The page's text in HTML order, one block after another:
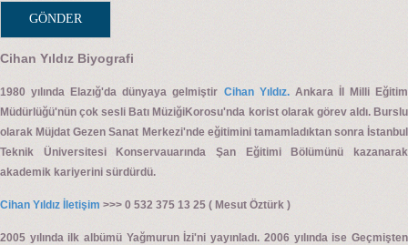
Cihan Yıldız Biyografi
1980 yılında Elazığ'da dünyaya gelmiştir Cihan Yıldız.Ankara İl Milli Eğitim
Müdürlüğü'nün çok sesli Batı MüziğiKorosu'nda korist olarak görev aldı. Burslu
olarak Müjdat Gezen Sanat Merkezi'nde eğitimini tamamladıktan sonra İstanbul
Teknik Üniversitesi Konservauarında Şan Eğitimi Bölümünü kazanarak
akademik kariyerini sürdürdü.
Cihan Yıldız İletişim >>> 0 532 375 13 25 ( Mesut Öztürk )
2005 yılında ilk albümü Yağmurun İzi'ni yayınladı. 2006 yılında ise Geçmişten